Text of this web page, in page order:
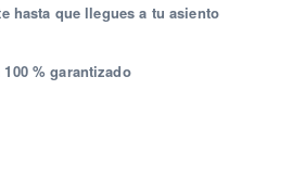
hasta que llegues a tu asiento
% garantizado